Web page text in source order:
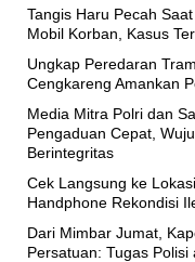
Tangis Haru Pecah
Mobil Korban, Kasus
Ungkap Peredaran
Cengkareng Amankan
Media Mitra Polri dan
Pengaduan Cepat,
Berintegritas
Cek Langsung ke
Handphone Rekondisi
Dari Mimbar Jumat,
Persatuan: Tugas Polisi